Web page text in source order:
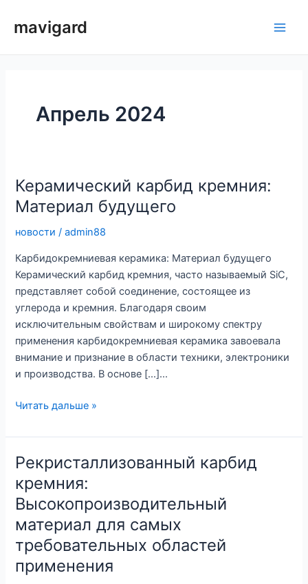
содержимому
mavigard
Апрель 2024
Керамический карбид кремния:
Материал будущего
новости /admin88
Карбидокремниевая керамика: Материал будущего
Керамический карбид кремния, часто называемый SiC,
представляет собой соединение, состоящее из
углерода и кремния. Благодаря своим
исключительным свойствам и широкому спектру
применения карбидокремниевая керамика завоевала
внимание и признание в области техники, электроники
и производства. В основе [...]...
Керамический
кремния:
Материал
будущего
Читать дальше »
Рекристаллизованный карбид
кремния:
Высокопроизводительный
материал для самых
требовательных областей
применения